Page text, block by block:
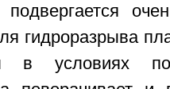
гидроразрыва
в условиях